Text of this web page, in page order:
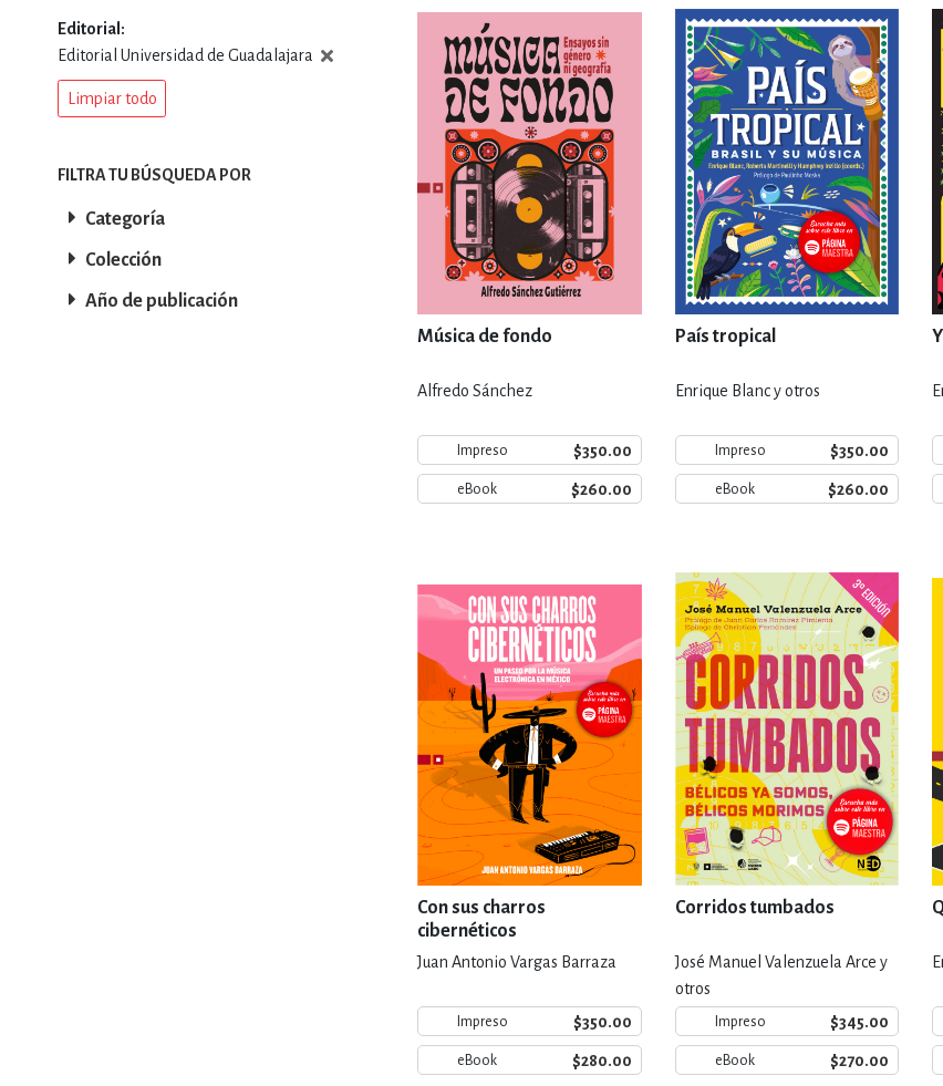
DEPORTES Y ACTIVIDADES DE OCIO AL AIRE
ECONOMÍA, FINANZAS, EMPRESA
ESTILOS DE VIDA, AFICIONES Y OCIO
FILOSOFÍA Y RELIGIÓN HISTORIA Y
INFANTILES, JUVENILES Y DIDÁCTICOS
MATEMÁTICAS Y CIENCIAS MEDICINA,
NOVELA GRÁFICA, LIBROS DE CÓMICS,
SALUD, RELACIONES Y
SOCIEDAD Y CIENCIAS
TECNOLOGÍA, INGENIERÍA,
Música de fondo
Alfredo Sánchez
Impreso $350.00
eBook $260.00
País tropical
Enrique Blanc y otros
Impreso $350.00
eBook $260.00
Con sus charros
cibernéticos
Juan Antonio Vargas Barraza
Impreso $350.00
eBook $280.00
Corridos tumbados
José Manuel Valenzuela Arce y
otros
Impreso $345.00
eBook $270.00
Editorial
Editorial Universidad de Guadalajara
Limpiar todo
FILTRA TU BÚSQUEDA POR
Categoría
Colección
Año de publicación